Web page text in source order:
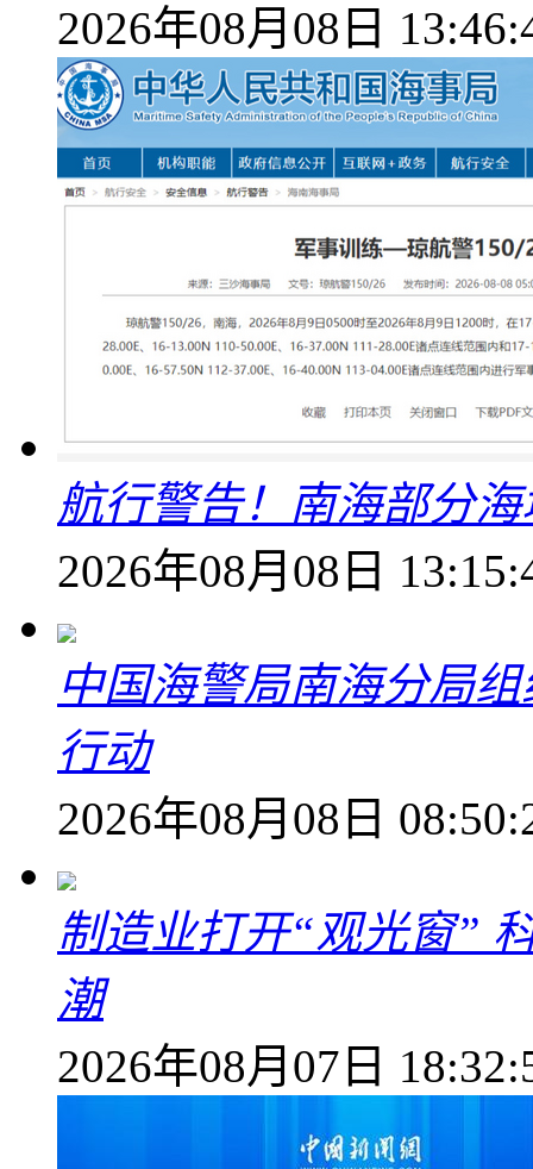
2026年08月08日
航行警告！南海部分
2026年08月08日
中国海警局南海分局
行动
2026年08月08日
制造业打开“观光窗”
潮
2026年08月07日